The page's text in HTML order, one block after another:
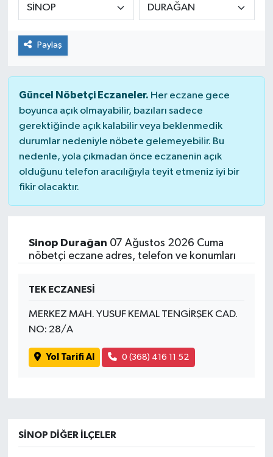
Paylaş
Güncel Nöbetçi Eczaneler. Her eczane gece
boyunca açık olmayabilir, bazıları sadece
gerektiğinde açık kalabilir veya beklenmedik
durumlar nedeniyle nöbete gelemeyebilir. Bu
nedenle, yola çıkmadan önce eczanenin açık
olduğunu telefon aracılığıyla teyit etmeniz iyi bir
fikir olacaktır.
Sinop Durağan 07 Ağustos 2026 Cuma
nöbetçi eczane adres, telefon ve konumları
TEK ECZANESİ
MERKEZ MAH. YUSUF KEMAL TENGİRŞEK CAD.
NO: 28/A
Yol Tarifi Al 0 (368) 416 11 52
SINOP DIĞER İLÇELER
KİĞI
MERKEZ
SAĞLIK
SİYASET
SOLHAN
SPOR
YAYLADERE